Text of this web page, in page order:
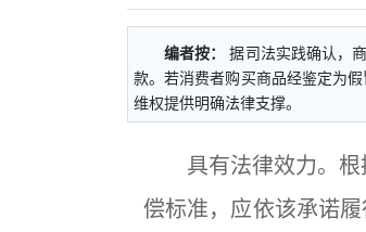
编者按：
据司法实践确认，
款。若消费者购买商品经鉴定为
维权提供明确法律支撑。
具有法律效力。根
偿标准，应依该承诺